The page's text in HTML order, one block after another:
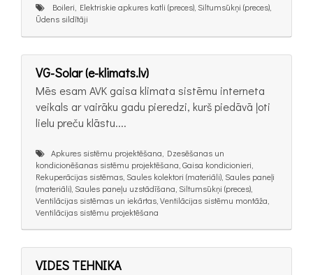
Boileri, Elektriskie apkures katli (preces), Siltumsūkņi (preces),
Ūdens sildītāji
VG-Solar (e-klimats.lv)
Mēs esam AVK gaisa klimata sistēmu interneta
veikals ar vairāku gadu pieredzi, kurš piedāvā ļoti
lielu preču klāstu....
Apkures sistēmu projektēšana, Dzesēšanas un
kondicionēšanas sistēmu projektēšana, Gaisa kondicionieri,
Rekuperācijas sistēmas, Saules kolektori (materiāli), Saules paneļi
(materiāli), Saules paneļu uzstādīšana, Siltumsūkņi (preces),
Ventilācijas sistēmas un iekārtas, Ventilācijas sistēmu montāža,
Ventilācijas sistēmu projektēšana
VIDES TEHNIKA